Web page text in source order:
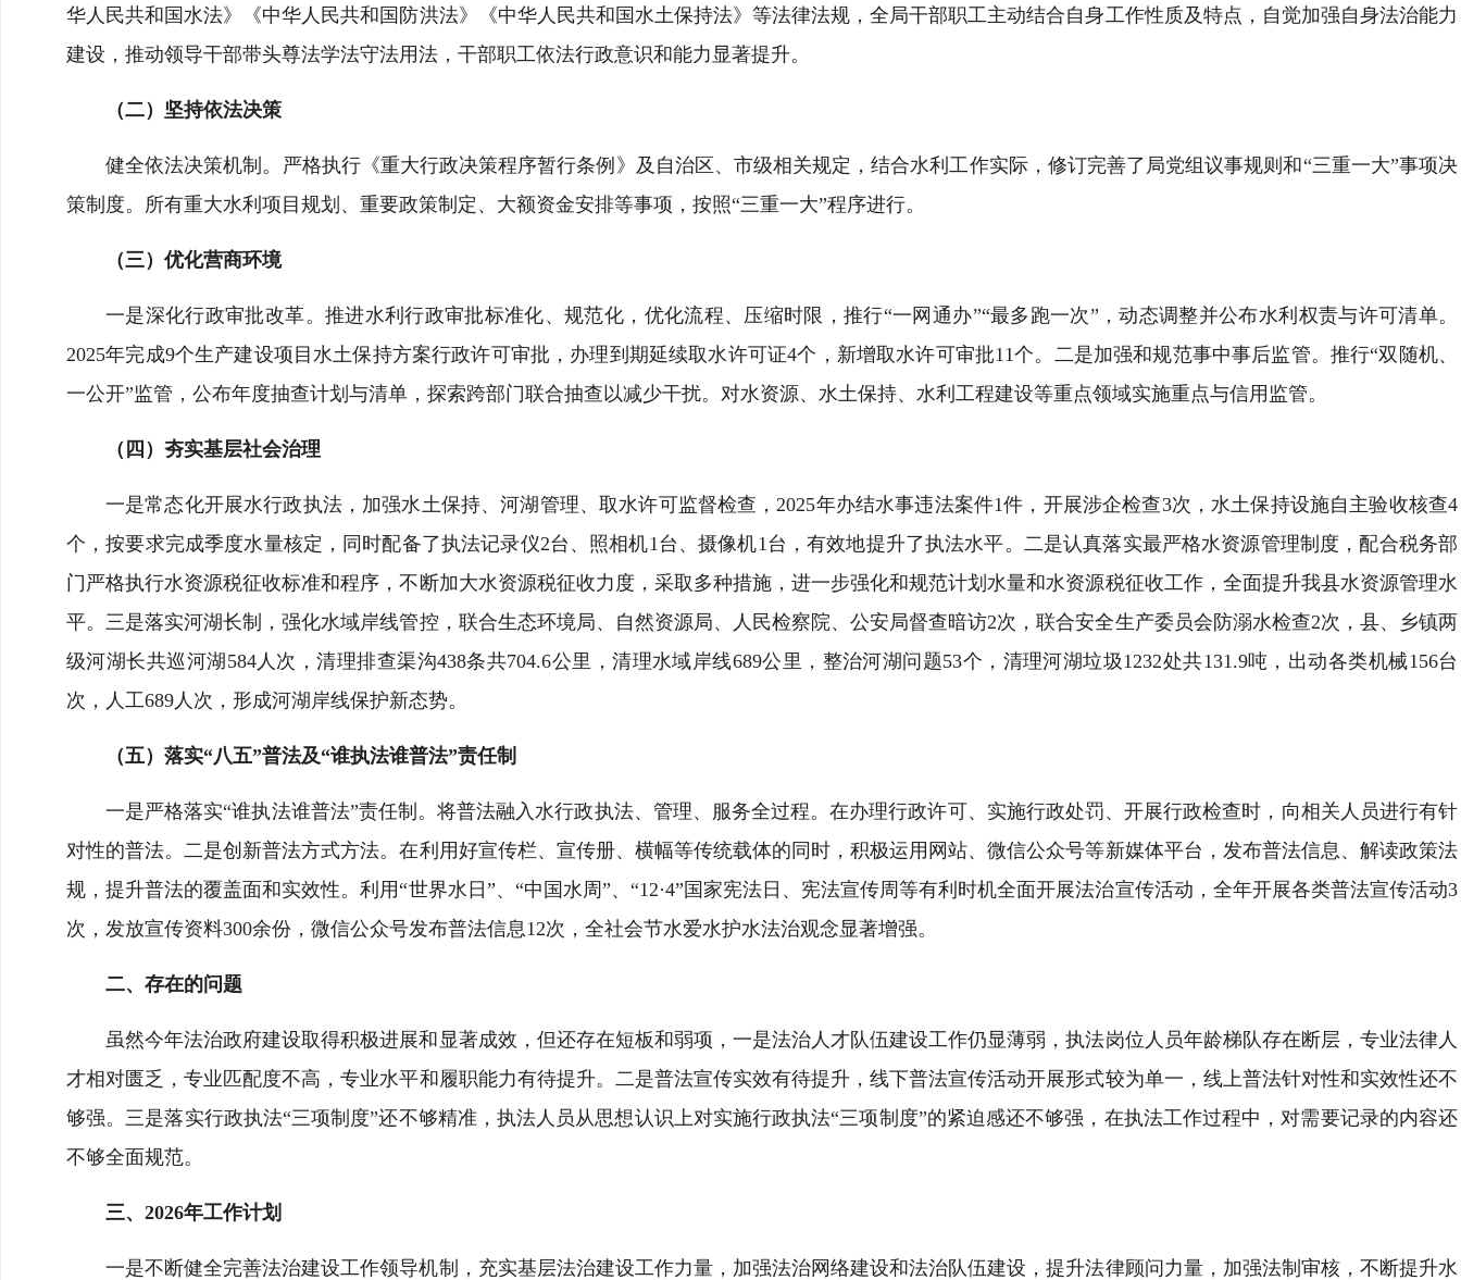
华人民共和国水法》《中华人民共和国防洪法》《中华人民共和国水土保持法》等法律法规，全局干部职工主动结合自身工作性质及特点，自觉加强自身法治能力
建设，推动领导干部带头尊法学法守法用法，干部职工依法行政意识和能力显著提升。
（二）坚持依法决策
健全依法决策机制。严格执行《重大行政决策程序暂行条例》及自治区、市级相关规定，结合水利工作实际，修订完善了局党组议事规则和“三重一大”事项决
策制度。所有重大水利项目规划、重要政策制定、大额资金安排等事项，按照“三重一大”程序进行。
（三）优化营商环境
一是深化行政审批改革。推进水利行政审批标准化、规范化，优化流程、压缩时限，推行“一网通办”“最多跑一次”，动态调整并公布水利权责与许可清单。
2025年完成9个生产建设项目水土保持方案行政许可审批，办理到期延续取水许可证4个，新增取水许可审批11个。二是加强和规范事中事后监管。推行“双随机、
一公开”监管，公布年度抽查计划与清单，探索跨部门联合抽查以减少干扰。对水资源、水土保持、水利工程建设等重点领域实施重点与信用监管。
（四）夯实基层社会治理
一是常态化开展水行政执法，加强水土保持、河湖管理、取水许可监督检查，2025年办结水事违法案件1件，开展涉企检查3次，水土保持设施自主验收核查4
个，按要求完成季度水量核定，同时配备了执法记录仪2台、照相机1台、摄像机1台，有效地提升了执法水平。二是认真落实最严格水资源管理制度，配合税务部
门严格执行水资源税征收标准和程序，不断加大水资源税征收力度，采取多种措施，进一步强化和规范计划水量和水资源税征收工作，全面提升我县水资源管理水
平。三是落实河湖长制，强化水域岸线管控，联合生态环境局、自然资源局、人民检察院、公安局督查暗访2次，联合安全生产委员会防溺水检查2次，县、乡镇两
级河湖长共巡河湖584人次，清理排查渠沟438条共704.6公里，清理水域岸线689公里，整治河湖问题53个，清理河湖垃圾1232处共131.9吨，出动各类机械156台
次，人工689人次，形成河湖岸线保护新态势。
（五）落实“八五”普法及“谁执法谁普法”责任制
一是严格落实“谁执法谁普法”责任制。将普法融入水行政执法、管理、服务全过程。在办理行政许可、实施行政处罚、开展行政检查时，向相关人员进行有针
对性的普法。二是创新普法方式方法。在利用好宣传栏、宣传册、横幅等传统载体的同时，积极运用网站、微信公众号等新媒体平台，发布普法信息、解读政策法
规，提升普法的覆盖面和实效性。利用“世界水日”、“中国水周”、“12·4”国家宪法日、宪法宣传周等有利时机全面开展法治宣传活动，全年开展各类普法宣传活动3
次，发放宣传资料300余份，微信公众号发布普法信息12次，全社会节水爱水护水法治观念显著增强。
二、存在的问题
虽然今年法治政府建设取得积极进展和显著成效，但还存在短板和弱项，一是法治人才队伍建设工作仍显薄弱，执法岗位人员年龄梯队存在断层，专业法律人
才相对匮乏，专业匹配度不高，专业水平和履职能力有待提升。二是普法宣传实效有待提升，线下普法宣传活动开展形式较为单一，线上普法针对性和实效性还不
够强。三是落实行政执法“三项制度”还不够精准，执法人员从思想认识上对实施行政执法“三项制度”的紧迫感还不够强，在执法工作过程中，对需要记录的内容还
不够全面规范。
三、2026年工作计划
一是不断健全完善法治建设工作领导机制，充实基层法治建设工作力量，加强法治网络建设和法治队伍建设，提升法律顾问力量，加强法制审核，不断提升水